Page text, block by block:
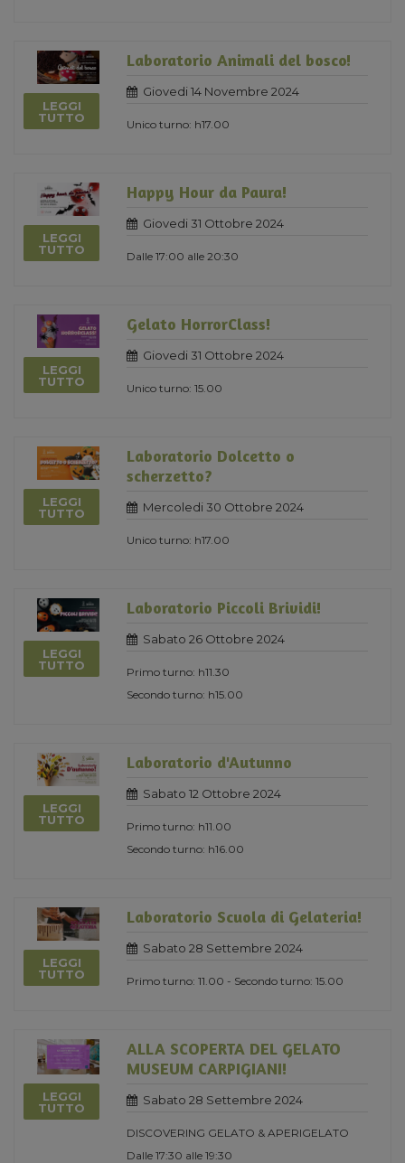
LEGGI
TUTTO
Laboratorio Animali del bosco!
Giovedi 14 Novembre 2024
Unico turno: h17.00
LEGGI
TUTTO
Happy Hour da Paura!
Giovedi 31 Ottobre 2024
Dalle 17:00 alle 20:30
LEGGI
TUTTO
Gelato HorrorClass!
Giovedi 31 Ottobre 2024
Unico turno: 15.00
LEGGI
TUTTO
Laboratorio Dolcetto o
scherzetto?
Mercoledi 30 Ottobre 2024
Unico turno: h17.00
LEGGI
TUTTO
Laboratorio Piccoli Brividi!
Sabato 26 Ottobre 2024
Primo turno: h11.30
Secondo turno: h15.00
LEGGI
TUTTO
Laboratorio d'Autunno
Sabato 12 Ottobre 2024
Primo turno: h11.00
Secondo turno: h16.00
LEGGI
TUTTO
Laboratorio Scuola di Gelateria!
Sabato 28 Settembre 2024
Primo turno: 11.00 - Secondo turno: 15.00
LEGGI
TUTTO
ALLA SCOPERTA DEL GELATO
MUSEUM CARPIGIANI!
Sabato 28 Settembre 2024
DISCOVERING GELATO & APERIGELATO
Dalle 17:30 alle 19:30